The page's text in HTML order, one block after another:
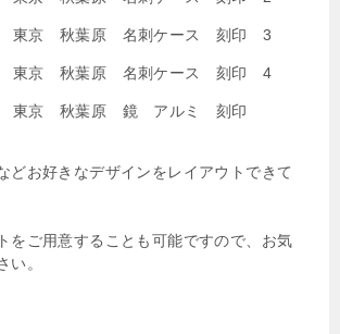
どお好きなデザインをレイアウトできて
をご用意することも可能ですので、お気
い。